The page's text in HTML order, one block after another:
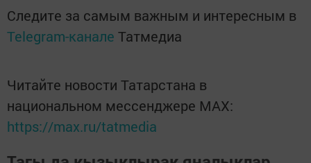
Следите за самым важным и интересным в
Telegram-канале Татмедиа
Читайте новости Татарстана в
национальном мессенджере MАХ:
https://max.ru/tatmedia